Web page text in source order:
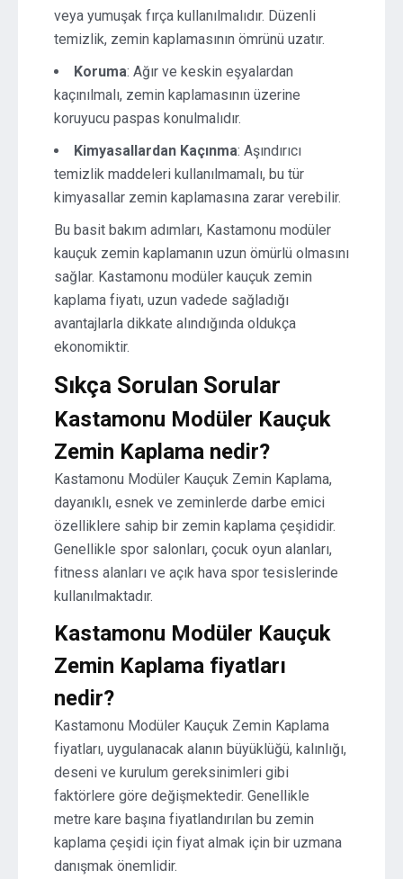
veya yumuşak fırça kullanılmalıdır. Düzenli
temizlik, zemin kaplamasının ömrünü uzatır.
Koruma: Ağır ve keskin eşyalardan
kaçınılmalı, zemin kaplamasının üzerine
koruyucu paspas konulmalıdır.
Kimyasallardan Kaçınma: Aşındırıcı
temizlik maddeleri kullanılmamalı, bu tür
kimyasallar zemin kaplamasına zarar verebilir.
Bu basit bakım adımları, Kastamonu modüler
kauçuk zemin kaplamanın uzun ömürlü olmasını
sağlar. Kastamonu modüler kauçuk zemin
kaplama fiyatı, uzun vadede sağladığı
avantajlarla dikkate alındığında oldukça
ekonomiktir.
Sıkça Sorulan Sorular
Kastamonu Modüler Kauçuk
Zemin Kaplama nedir?
Kastamonu Modüler Kauçuk Zemin Kaplama,
dayanıklı, esnek ve zeminlerde darbe emici
özelliklere sahip bir zemin kaplama çeşididir.
Genellikle spor salonları, çocuk oyun alanları,
fitness alanları ve açık hava spor tesislerinde
kullanılmaktadır.
Kastamonu Modüler Kauçuk
Zemin Kaplama fiyatları
nedir?
Kastamonu Modüler Kauçuk Zemin Kaplama
fiyatları, uygulanacak alanın büyüklüğü, kalınlığı,
deseni ve kurulum gereksinimleri gibi
faktörlere göre değişmektedir. Genellikle
metre kare başına fiyatlandırılan bu zemin
kaplama çeşidi için fiyat almak için bir uzmana
danışmak önemlidir.